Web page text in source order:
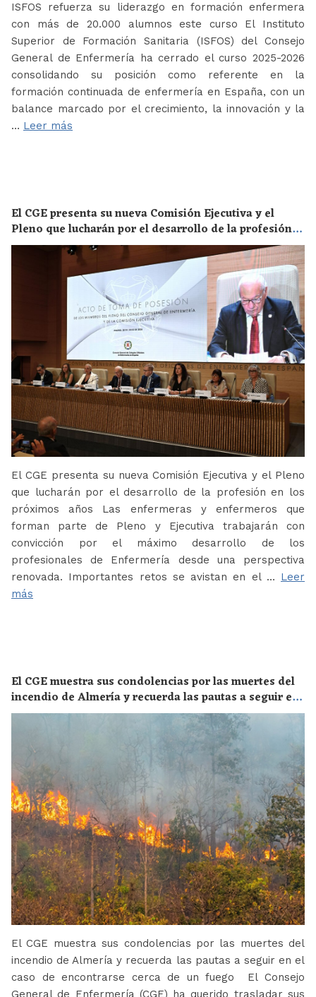
ISFOS refuerza su liderazgo en formación enfermera
con más de 20.000 alumnos este curso El Instituto
Superior de Formación Sanitaria (ISFOS) del Consejo
General de Enfermería ha cerrado el curso 2025-2026
consolidando su posición como referente en la
formación continuada de enfermería en España, con un
balance marcado por el crecimiento, la innovación y la
… Leer más
El CGE presenta su nueva Comisión Ejecutiva y el
Pleno que lucharán por el desarrollo de la profesión
en los próximos años
El CGE presenta su nueva Comisión Ejecutiva y el Pleno
que lucharán por el desarrollo de la profesión en los
próximos años Las enfermeras y enfermeros que
forman parte de Pleno y Ejecutiva trabajarán con
convicción por el máximo desarrollo de los
profesionales de Enfermería desde una perspectiva
renovada. Importantes retos se avistan en el … Leer
más
El CGE muestra sus condolencias por las muertes del
incendio de Almería y recuerda las pautas a seguir en
el caso de encontrarse cerca de un fuego
El CGE muestra sus condolencias por las muertes del
incendio de Almería y recuerda las pautas a seguir en el
caso de encontrarse cerca de un fuego El Consejo
General de Enfermería (CGE) ha querido trasladar sus